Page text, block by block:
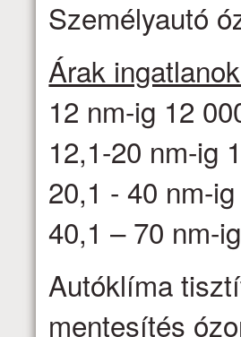
Személyautó
Árak
12 nm-ig 12
12,1-20 nm-ig
20,1 - 40 nm-
40,1 – 70 nm-
Autóklíma
mentesítés